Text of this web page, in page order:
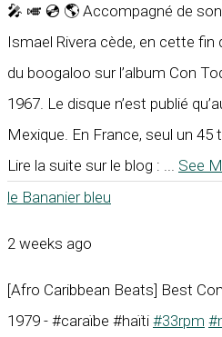
🎤 🎺 💿 🌎 Accompagné de
Ismael Rivera cède, en cette fin
du boogaloo sur l’album Con
1967. Le disque n’est publié
Mexique. En France, seul un 45
Lire la suite sur le blog :
See
le Bananier bleu
2 weeks ago
[Afro Caribbean Beats] Best
1979 - #caraïbe #haïti #33rpm